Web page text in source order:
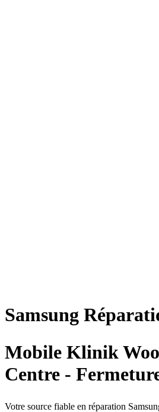
Samsung
Mobile Klinik
Centre -
Votre source fiable en réparation